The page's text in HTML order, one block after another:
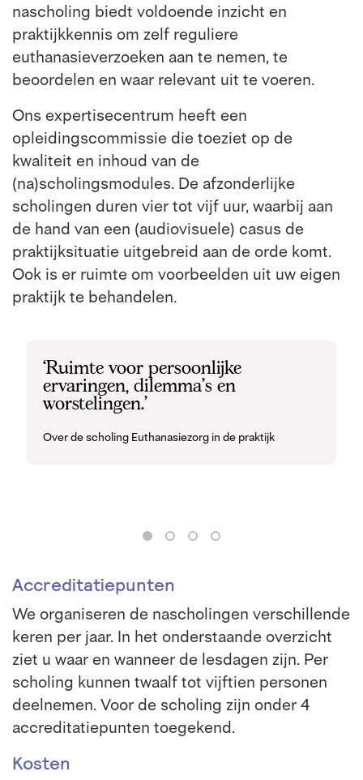
nascholing biedt voldoende inzicht en
praktijkkennis om zelf reguliere
euthanasieverzoeken aan te nemen, te
beoordelen en waar relevant uit te voeren.
Ons expertisecentrum heeft een
opleidingscommissie die toeziet op de
kwaliteit en inhoud van de
(na)scholingsmodules. De afzonderlijke
scholingen duren vier tot vijf uur, waarbij aan
de hand van een (audiovisuele) casus de
praktijksituatie uitgebreid aan de orde komt.
Ook is er ruimte om voorbeelden uit uw eigen
praktijk te behandelen.
Ruimte voor persoonlijke
ervaringen, dilemma's en
worstelingen.
Over de scholing Euthanasiezorg in de praktijk
Accreditatiepunten
We organiseren de nascholingen verschillende
keren per jaar. In het onderstaande overzicht
ziet u waar en wanneer de lesdagen zijn. Per
scholing kunnen twaalf tot vijftien personen
deelnemen. Voor de scholing zijn onder 4
accreditatiepunten toegekend.
Kosten